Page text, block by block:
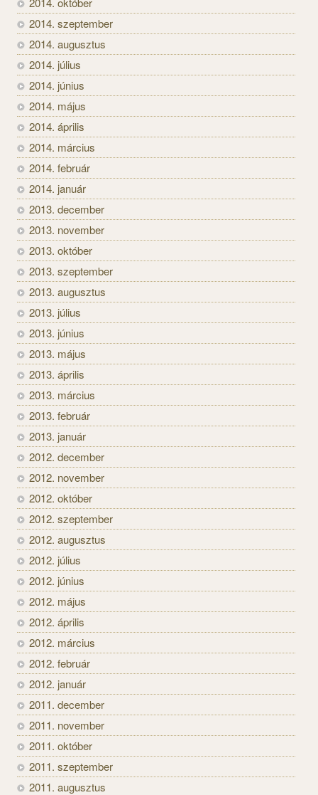
2014. szeptember
2014. augusztus
2014. július
2014. június
2014. május
2014. április
2014. március
2014. február
2014. január
2013. december
2013. november
2013. október
2013. szeptember
2013. augusztus
2013. július
2013. június
2013. május
2013. április
2013. március
2013. február
2013. január
2012. december
2012. november
2012. október
2012. szeptember
2012. augusztus
2012. július
2012. június
2012. május
2012. április
2012. március
2012. február
2012. január
2011. december
2011. november
2011. október
2011. szeptember
2011. augusztus